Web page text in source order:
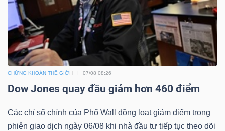
CHỨNG KHOÁN THẾ GIỚI 07/08 08:26
Dow Jones quay đầu giảm hơn 460 điểm
Các chỉ số chính của Phố Wall đồng loạt giảm điểm trong
phiên giao dịch ngày 06/08 khi nhà đầu tư tiếp tục theo dõi
YẾU
TIÊU
THIẾT
YẾU